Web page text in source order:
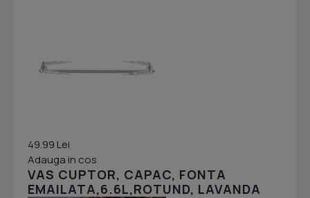
49.99 Lei
Adauga in cos
VAS CUPTOR, CAPAC, FONTA
EMAILATA,6.6L,ROTUND, LAVANDA